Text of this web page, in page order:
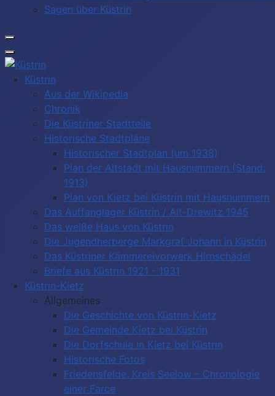
Sagen über Küstrin
Küstrin
Aus der Wikipedia
Chronik
Die Küstriner Stadtteile
Historische Stadtpläne
Historischer Stadtplan (um 1938)
Plan der Altstadt mit Hausnummern (Stand:
1913)
Plan von Kietz bei Küstrin mit Hausnummern
Das Auffanglager Küstrin / Alt-Drewitz 1945
Das weiße Haus von Küstrin
Die Jugendherberge Markgraf Johann in Küstrin
Das Küstriner Kämmereivorwerk Hirnschädel
Briefe aus Küstrin 1921 - 1931
Küstrin-Kietz
Allgemeines
Die Geschichte von Küstrin-Kietz
Die Gemeinde Kietz bei Küstrin
Die Dorfschule in Kietz bei Küstrin
Historische Fotos
Friedensfelde, Kreis Seelow – Chronologie
einer Farce